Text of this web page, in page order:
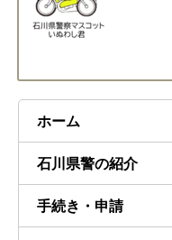
ホーム
石川県警の紹介
手続き・申請